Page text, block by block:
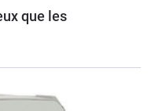
que les